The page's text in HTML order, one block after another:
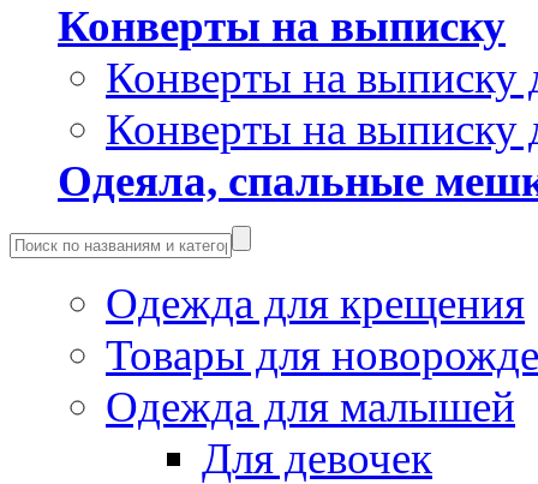
Конверты на выписку
Конверты на выписку
Конверты на выписку
Одеяла, спальные
Одежда для крещения
Товары для
Одежда для малышей
Для девочек